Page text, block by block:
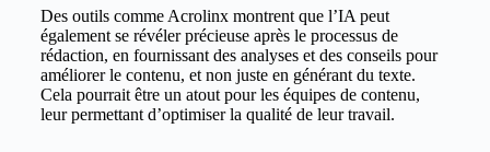
Des outils comme Acrolinx montrent que l’IA peut
également se révéler précieuse après le processus de
rédaction, en fournissant des analyses et des conseils pour
améliorer le contenu, et non juste en générant du texte.
Cela pourrait être un atout pour les équipes de contenu,
leur permettant d’optimiser la qualité de leur travail.